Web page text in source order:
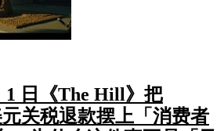
1 日《The Hill》把
关税退款摆上「消费者